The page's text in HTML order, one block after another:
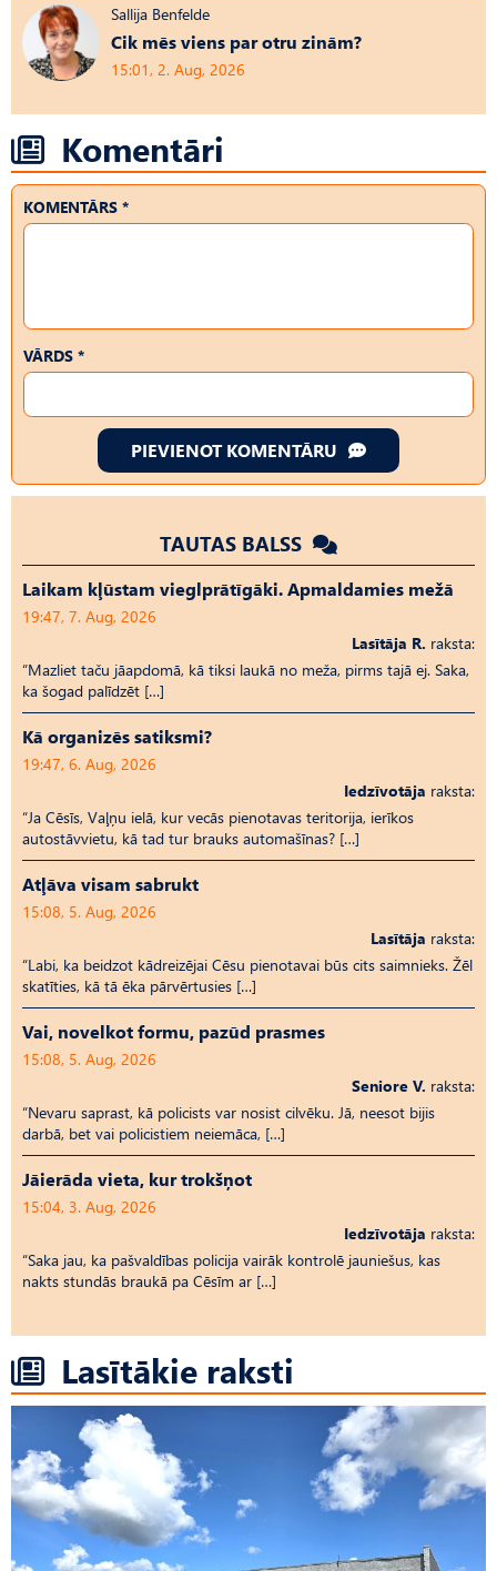
Sallija Benfelde
Cik mēs viens par otru zinām?
15:01, 2. Aug, 2026
Komentāri
KOMENTĀRS *
VĀRDS *
PIEVIENOT KOMENTĀRU
TAUTAS BALSS
Laikam kļūstam vieglprātīgāki. Apmaldamies mežā
19:47, 7. Aug, 2026
Lasītāja R. raksta:
“Mazliet taču jāapdomā, kā tiksi laukā no meža, pirms tajā ej. Saka,
ka šogad palīdzēt […]
Kā organizēs satiksmi?
19:47, 6. Aug, 2026
Iedzīvotāja raksta:
“Ja Cēsīs, Vaļņu ielā, kur vecās pienotavas teritorija, ierīkos
autostāvvietu, kā tad tur brauks automašīnas? […]
Atļāva visam sabrukt
15:08, 5. Aug, 2026
Lasītāja raksta:
“Labi, ka beidzot kādreizējai Cēsu pienotavai būs cits saimnieks. Žēl
skatīties, kā tā ēka pārvērtusies […]
Vai, novelkot formu, pazūd prasmes
15:08, 5. Aug, 2026
Seniore V. raksta:
“Nevaru saprast, kā policists var nosist cilvēku. Jā, neesot bijis
darbā, bet vai policistiem neiemāca, […]
Jāierāda vieta, kur trokšņot
15:04, 3. Aug, 2026
Iedzīvotāja raksta:
“Saka jau, ka pašvaldības policija vairāk kontrolē jauniešus, kas
nakts stundās braukā pa Cēsīm ar […]
Lasītākie raksti